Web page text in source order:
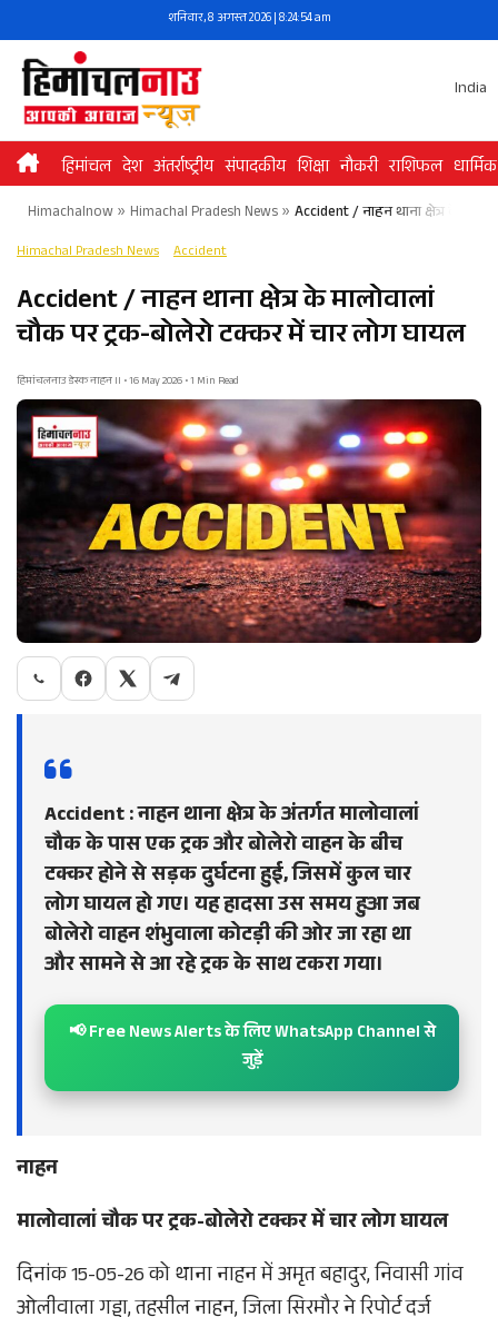
to
content
शनिवार, 8 अगस्त 2026 | 8:24:54 am
India
हिमांचल देश अंतर्राष्ट्रीय संपादकीय शिक्षा नौकरी राशिफल धार्मिक
Himachalnow» Himachal Pradesh News» Accident / नाहन थाना क्षेत्र के
Himachal Pradesh News Accident
Accident / नाहन थाना क्षेत्र के मालोवालां
चौक पर ट्रक-बोलेरो टक्कर में चार लोग घायल
हिमांचलनाउ डेस्क नाहन II • 16 May 2026 • 1 Min Read
Accident : नाहन थाना क्षेत्र के अंतर्गत मालोवालां
चौक के पास एक ट्रक और बोलेरो वाहन के बीच
टक्कर होने से सड़क दुर्घटना हुई, जिसमें कुल चार
लोग घायल हो गए। यह हादसा उस समय हुआ जब
बोलेरो वाहन शंभुवाला कोटड़ी की ओर जा रहा था
और सामने से आ रहे ट्रक के साथ टकरा गया।
📢 Free News Alerts के लिए WhatsApp Channel से
जुड़ें
नाहन
मालोवालां चौक पर ट्रक-बोलेरो टक्कर में चार लोग घायल
दिनांक 15-05-26 को थाना नाहन में अमृत बहादुर, निवासी गांव